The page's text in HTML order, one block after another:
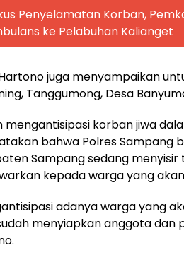
Penyelamatan Korban,
ke Pelabuhan Kalianget
juga menyampaikan
Tanggumong, Desa
mengantisipasi korban jiwa
bahwa Polres Sampang
Sampang sedang
kepada warga yang
adanya warga yang
menyiapkan anggota dan